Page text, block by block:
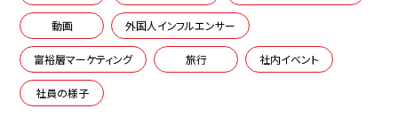
動画 外国人インフルエンサー
富裕層マーケティング 旅行 社内イベント
社員の様子